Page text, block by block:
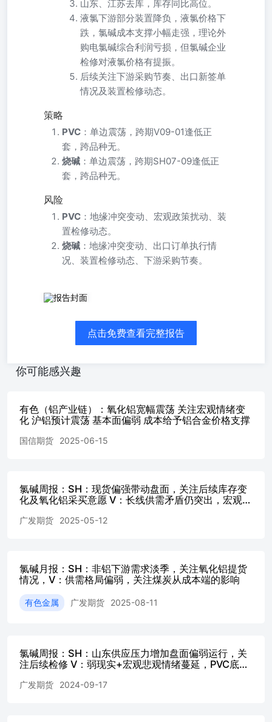
山东、江苏去库，库存同比高位。
液氯下游部分装置降负，液氯价格下
跌，氯碱成本支撑小幅走强，理论外
购电氯碱综合利润亏损，但氯碱企业
检修对液氯价格有提振。
后续关注下游采购节奏、出口新签单
情况及装置检修动态。
策略
PVC ：单边震荡，跨期V09-01逢低正
套，跨品种无。
烧碱 ：单边震荡，跨期SH07-09逢低正
套，跨品种无。
风险
PVC ：地缘冲突变动、宏观政策扰动、装
置检修动态。
烧碱 ：地缘冲突变动、出口订单执行情
况、装置检修动态、下游采购节奏。
市场要闻与重要数据PVC: 期货价格及基差：PVC主力收盘
产利润：兰炭价格810元/吨（+0）；电石价格2820元/吨（
利-488元/吨（-168）；PVC乙烯法生产毛利-694元/吨（
PVC电石法开工率77.07%（-2.00%）；PVC乙烯法开工率
（+0）。 上游生产利润：山东外购电烧碱生产利润-314.41
+0.886吨液氯）-164.41元/吨（+50.00）。 烧碱库存与开工
2.30万吨（+0.14）；烧碱开工率79.40%（-0.40%）。烧碱
开工率同比低位；电石法计划内检修进行中，开工下降。内
弹现货成交走弱，盘面下跌点价成交为主。印度暂免进口关
雨季，后续需求走弱，出口签单走弱，交付量维持高位。社
下降；氧化铝开工小幅提升；内贸成交较为理性。烧碱山东
负，液氯价格下跌，氯碱成本支撑小幅走强，理论外购电氯
一定提振。后续持续关注下游采购节奏、出口新签单情况以
01逢低正套跨品种：无 烧碱单边：震荡跨期：SH07-09逢低
2：PVC电石法华
南
3：PVC华东基
点击免费查看完整报告
你可能感兴趣
有色（铝产业链）：氧化铝宽幅震荡 关注宏观情绪变
化 沪铝预计震荡 基本面偏弱 成本给予铝合金价格支撑
国信期货 2025-06-15
氯碱周报：SH：现货偏强带动盘面，关注后续库存变
化及氧化铝采买意愿 V：长线供需矛盾仍突出，宏观驱
广发期货 2025-05-12
氯碱月报：SH：非铝下游需求淡季，关注氧化铝提货
情况，V：供需格局偏弱，关注煤炭从成本端的影响
有色金属 广发期货 2025-08-11
氯碱周报：SH：山东供应压力增加盘面偏弱运行，关
注后续检修 V：弱现实+宏观悲观情绪蔓延，PVC底部
广发期货 2024-09-17